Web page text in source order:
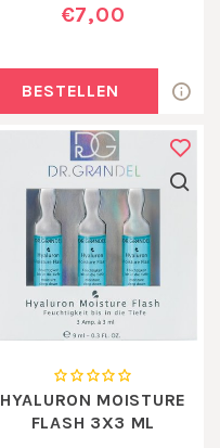
€7,00
BESTELLEN
HYALURON MOISTURE
FLASH 3X3 ML